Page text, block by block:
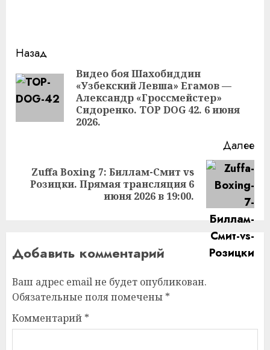
Продолжить
чтение
Назад
Видео боя Шахобиддин
«Узбекский Левша» Егамов —
Александр «Гроссмейстер»
Сидоренко. TOP DOG 42. 6 июня
2026.
Далее
Следующая
Zuffa Boxing 7: Биллам-Смит vs
Розицки. Прямая трансляция 6
июня 2026 в 19:00.
Добавить комментарий
Ваш адрес email не будет опубликован.
Обязательные поля помечены *
Комментарий *